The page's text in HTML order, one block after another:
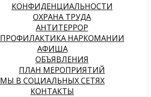
КОНФИДЕНЦИАЛЬНОСТИ
ОХРАНА ТРУДА
АНТИТЕРРОР
ПРОФИЛАКТИКА НАРКОМАНИИ
АФИША
ОБЪЯВЛЕНИЯ
ПЛАН МЕРОПРИЯТИЙ
МЫ В СОЦИАЛЬНЫХ СЕТЯХ
КОНТАКТЫ